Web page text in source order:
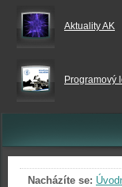
Aktuality AK
Programový
Nacházíte se: